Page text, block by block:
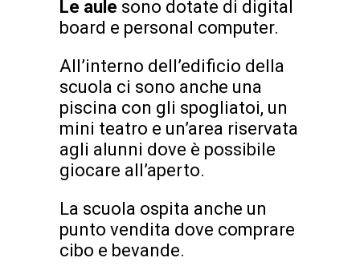
Le aule sono dotate di digital
board e personal computer.
All’interno dell’edificio della
scuola ci sono anche una
piscina con gli spogliatoi, un
mini teatro e un’area riservata
agli alunni dove è possibile
giocare all’aperto.
La scuola ospita anche un
punto vendita dove comprare
cibo e bevande.